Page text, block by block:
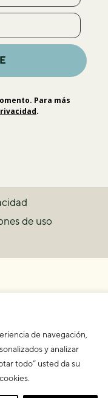
de navegación,
y analizar
todo” usted da su
Para más
.
de uso